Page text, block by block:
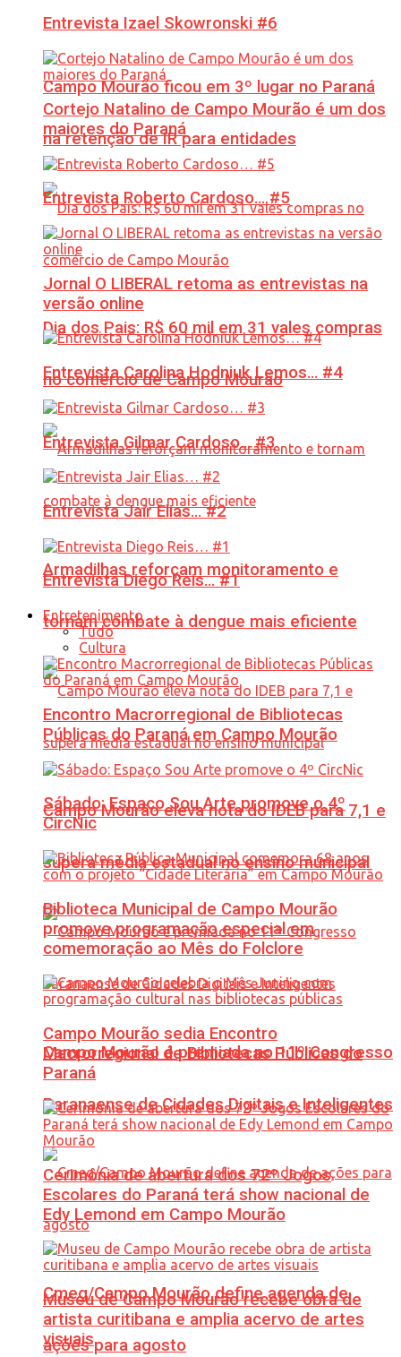
Campo Mourão ficou em 3º lugar no Paraná
na retenção de IR para entidades
Dia dos Pais: R$ 60 mil em 31 vales compras
no comércio de Campo Mourão
Armadilhas reforçam monitoramento e
tornam combate à dengue mais eficiente
Campo Mourão eleva nota do IDEB para 7,1 e
supera média estadual no ensino municipal
Campo Mourão é premiada no 11º Congresso
Paranaense de Cidades Digitais e Inteligentes
Cmeg/Campo Mourão define agenda de
ações para agosto
Entrevista Izael Skowronski #6
Cortejo Natalino de Campo Mourão é um dos
maiores do Paraná
Entrevista Roberto Cardoso… #5
Jornal O LIBERAL retoma as entrevistas na
versão online
Entrevista Carolina Hodniuk Lemos… #4
Entrevista Gilmar Cardoso… #3
Entrevista Jair Elias… #2
Entrevista Diego Reis… #1
Entretenimento
Tudo
Cultura
Encontro Macrorregional de Bibliotecas
Públicas do Paraná em Campo Mourão
Sábado: Espaço Sou Arte promove o 4º
CircNic
Biblioteca Municipal de Campo Mourão
promove programação especial em
comemoração ao Mês do Folclore
Campo Mourão sedia Encontro
Macrorregional de Bibliotecas Públicas do
Paraná
Cerimônia de abertura dos 72º Jogos
Escolares do Paraná terá show nacional de
Edy Lemond em Campo Mourão
Museu de Campo Mourão recebe obra de
artista curitibana e amplia acervo de artes
visuais